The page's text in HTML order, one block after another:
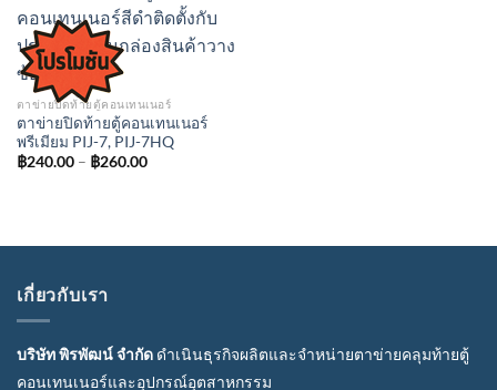
ตาข่ายปิดท้ายตู้คอนเทนเนอร์
ตาข่ายปิดท้ายตู้คอนเทนเนอร์
พรีเมียม PIJ-7, PIJ-7HQ
฿240.00– ฿260.00
เกี่ยวกับเรา
บริษัท พิรพัฒน์ จำกัด ดำเนินธุรกิจผลิตและจำหน่ายตาข่ายคลุมท้ายตู้
คอนเทนเนอร์และอุปกรณ์อุตสาหกรรม